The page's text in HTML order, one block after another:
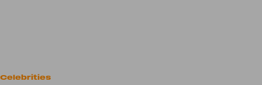
Celebrities